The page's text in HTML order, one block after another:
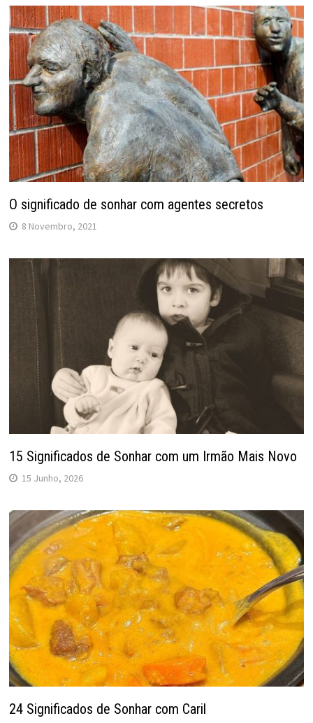
O significado de sonhar com agentes secretos
8 Novembro, 2021
15 Significados de Sonhar com um Irmão Mais Novo
15 Junho, 2026
24 Significados de Sonhar com Caril